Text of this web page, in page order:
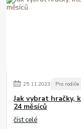
25.11.2023 Pro rodiče
Jak vybrat hračky,
24 měsíců
číst celé